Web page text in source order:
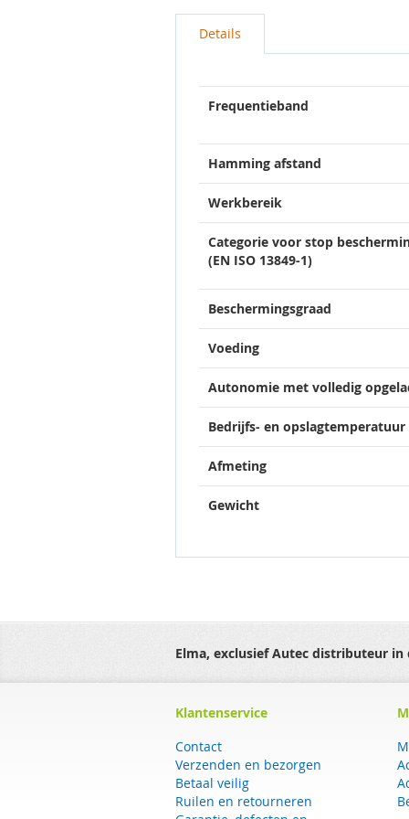
Details
Frequentieband
Hamming afstand
Werkbereik
Categorie voor stop
(EN ISO 13849-1)
Beschermingsgraad
Voeding
Autonomie met volledig
Bedrijfs- en opslagtemperatuur
Afmeting
Gewicht
Elma, exclusief Autec distributeur in
Klantenservice
Contact
Verzenden en bezorgen
Betaal veilig
Ruilen en retourneren